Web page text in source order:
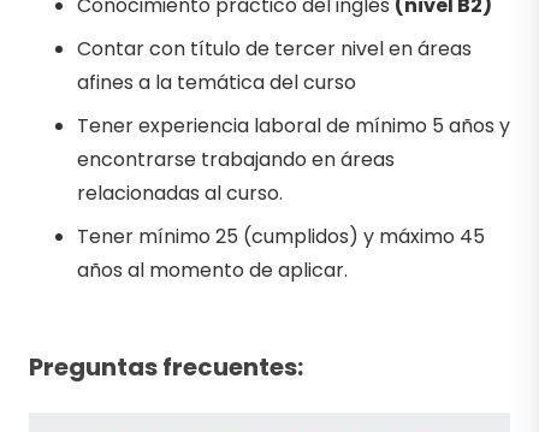
Conocimiento práctico del inglés (nivel B2)
Contar con título de tercer nivel en áreas
afines a la temática del curso
Tener experiencia laboral de mínimo 5 años y
encontrarse trabajando en áreas
relacionadas al curso.
Tener mínimo 25 (cumplidos) y máximo 45
años al momento de aplicar.
Preguntas frecuentes: